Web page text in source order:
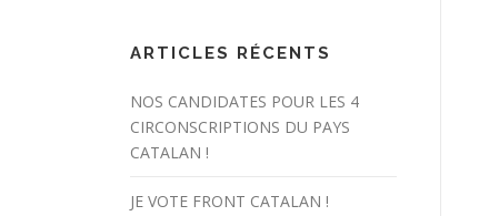
ARTICLES RÉCENTS
NOS CANDIDATES POUR LES 4
CIRCONSCRIPTIONS DU PAYS
CATALAN !
JE VOTE FRONT CATALAN !